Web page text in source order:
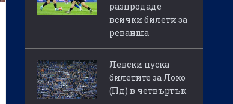
разпродаде
всички билети за
реванша
Левски пуска
билетите за Локо
(Пд) в четвъртък